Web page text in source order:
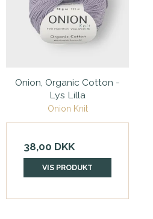
Onion, Organic Cotton -
Lys Lilla
Onion Knit
38,00 DKK
VIS PRODUKT